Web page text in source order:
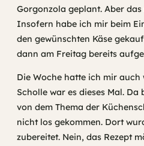
Gorgonzola geplant. Aber
Insofern habe ich mir beim
den gewünschten Käse
dann am Freitag bereits
Die Woche hatte ich mir auch
Scholle war es dieses Mal.
von dem Thema der
nicht los gekommen. Dort
zubereitet. Nein, das Rezept